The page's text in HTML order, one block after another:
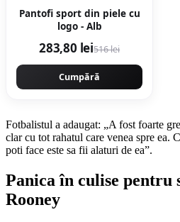
Pantofi sport din piele cu
logo - Alb
283,80 lei516 lei
Cumpără
Fotbalistul a adaugat: „A fost foarte
clar cu tot rahatul care venea spre ea.
poti face este sa fii alaturi de ea”.
Panica în culise pentru
Rooney